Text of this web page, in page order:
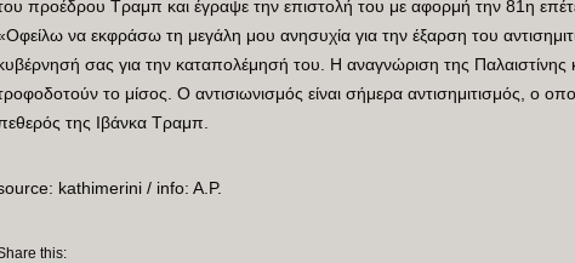
προέδρου Τραμπ και έγραψε την επιστολή του με αφορμή την 81η
να εκφράσω τη μεγάλη μου ανησυχία για την έξαρση του
σας για την καταπολέμησή του. Η αναγνώριση της
το μίσος. Ο αντισιωνισμός είναι σήμερα αντισημιτισμός, ο
της Ιβάνκα Τραμπ.
kathimerini / info: A.P.
this: